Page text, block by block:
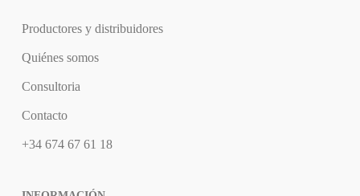
Productores y distribuidores
Quiénes somos
Consultoria
Contacto
+34 674 67 61 18